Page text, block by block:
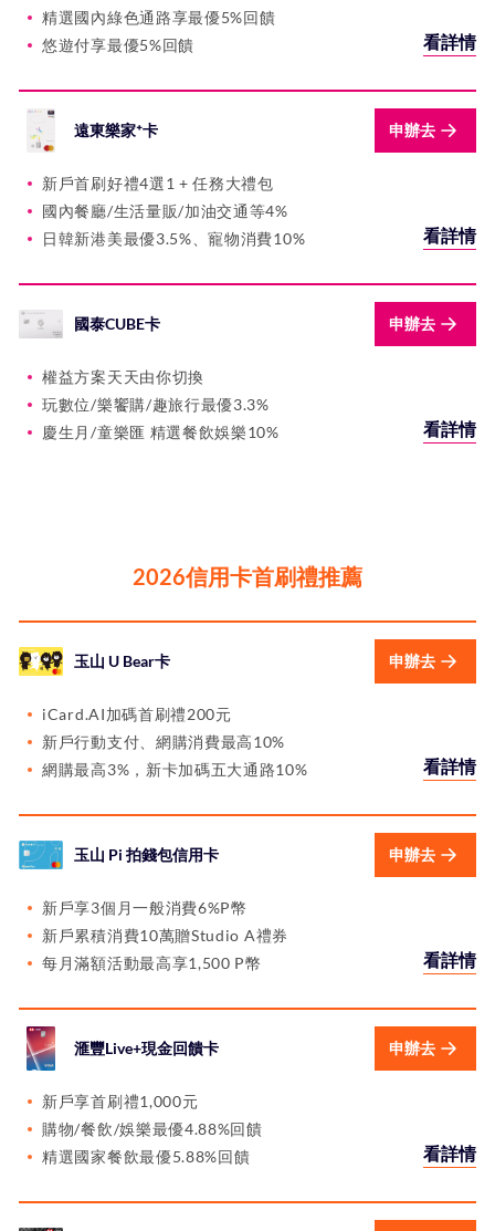
精選國內綠色通路享最優5%回饋
悠遊付享最優5%回饋
看詳情
遠東樂家⁺卡 申辦去
新戶首刷好禮4選1 + 任務大禮包
國內餐廳/生活量販/加油交通等4%
日韓新港美最優3.5%、寵物消費10%
看詳情
國泰CUBE卡 申辦去
權益方案天天由你切換
玩數位/樂饗購/趣旅行最優3.3%
慶生月/童樂匯 精選餐飲娛樂10%
看詳情
2026信用卡首刷禮推薦
玉山 U Bear卡 申辦去
iCard.AI加碼首刷禮200元
新戶行動支付、網購消費最高10%
網購最高3%，新卡加碼五大通路10%
看詳情
玉山 Pi 拍錢包信用卡 申辦去
新戶享3個月一般消費6%P幣
新戶累積消費10萬贈Studio A禮券
每月滿額活動最高享1,500 P幣
看詳情
滙豐Live+現金回饋卡 申辦去
新戶享首刷禮1,000元
購物/餐飲/娛樂最優4.88%回饋
精選國家餐飲最優5.88%回饋
看詳情